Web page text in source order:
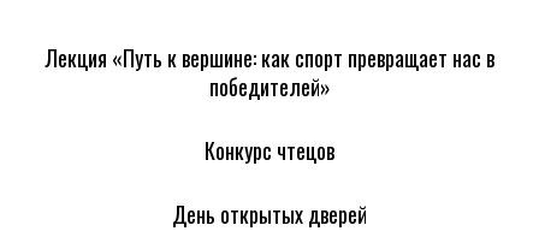
Лекция «Путь к вершине: как спорт превращает нас в
победителей»
Конкурс чтецов
День открытых дверей